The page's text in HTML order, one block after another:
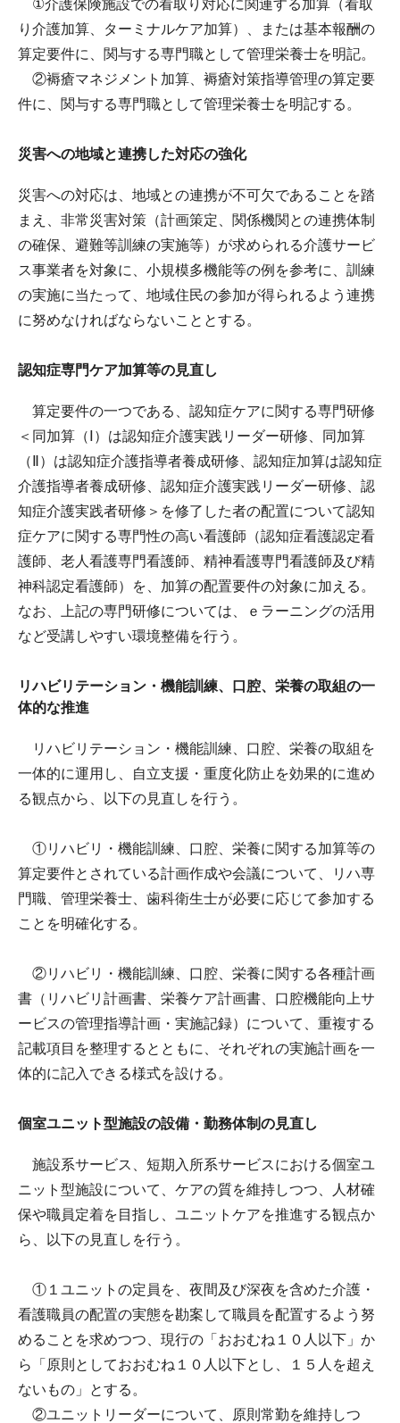
①介護保険施設での看取り対応に関連する加算（看取
り介護加算、ターミナルケア加算）、または基本報酬の
算定要件に、関与する専門職として管理栄養士を明記。
②褥瘡マネジメント加算、褥瘡対策指導管理の算定要
件に、関与する専門職として管理栄養士を明記する。
災害への地域と連携した対応の強化
災害への対応は、地域との連携が不可欠であることを踏
まえ、非常災害対策（計画策定、関係機関との連携体制
の確保、避難等訓練の実施等）が求められる介護サービ
ス事業者を対象に、小規模多機能等の例を参考に、訓練
の実施に当たって、地域住民の参加が得られるよう連携
に努めなければならないこととする。
認知症専門ケア加算等の見直し
算定要件の一つである、認知症ケアに関する専門研修
＜同加算（Ⅰ）は認知症介護実践リーダー研修、同加算
（Ⅱ）は認知症介護指導者養成研修、認知症加算は認知症
介護指導者養成研修、認知症介護実践リーダー研修、認
知症介護実践者研修＞を修了した者の配置について認知
症ケアに関する専門性の高い看護師（認知症看護認定看
護師、老人看護専門看護師、精神看護専門看護師及び精
神科認定看護師）を、加算の配置要件の対象に加える。
なお、上記の専門研修については、ｅラーニングの活用
など受講しやすい環境整備を行う。
リハビリテーション・機能訓練、口腔、栄養の取組の一
体的な推進
リハビリテーション・機能訓練、口腔、栄養の取組を
一体的に運用し、自立支援・重度化防止を効果的に進め
る観点から、以下の見直しを行う。
①リハビリ・機能訓練、口腔、栄養に関する加算等の
算定要件とされている計画作成や会議について、リハ専
門職、管理栄養士、歯科衛生士が必要に応じて参加する
ことを明確化する。
②リハビリ・機能訓練、口腔、栄養に関する各種計画
書（リハビリ計画書、栄養ケア計画書、口腔機能向上サ
ービスの管理指導計画・実施記録）について、重複する
記載項目を整理するとともに、それぞれの実施計画を一
体的に記入できる様式を設ける。
個室ユニット型施設の設備・勤務体制の見直し
施設系サービス、短期入所系サービスにおける個室ユ
ニット型施設について、ケアの質を維持しつつ、人材確
保や職員定着を目指し、ユニットケアを推進する観点か
ら、以下の見直しを行う。
①１ユニットの定員を、夜間及び深夜を含めた介護・
看護職員の配置の実態を勘案して職員を配置するよう努
めることを求めつつ、現行の「おおむね１０人以下」か
ら「原則としておおむね１０人以下とし、１５人を超え
ないもの」とする。
②ユニットリーダーについて、原則常勤を維持しつ